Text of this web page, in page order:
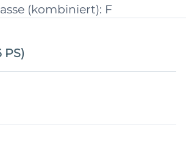
(kombiniert): F
PS)